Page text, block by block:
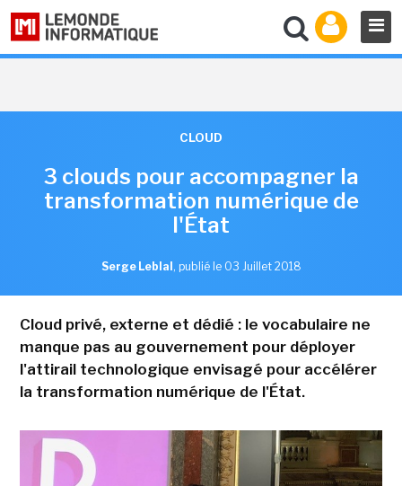
CLOUD
3 clouds pour accompagner la
transformation numérique de
l'État
Serge Leblal , publié le 03 Juillet 2018
Cloud privé, externe et dédié : le vocabulaire ne
manque pas au gouvernement pour déployer
l'attirail technologique envisagé pour accélérer
la transformation numérique de l'État.